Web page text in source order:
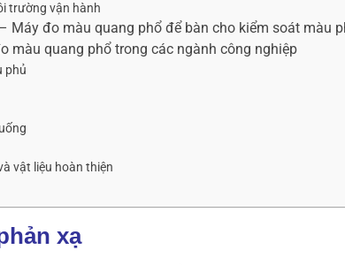
trường vận hành
Máy đo màu quang phổ để bàn cho kiểm soát màu
màu quang phổ trong các ngành công nghiệp
phủ
vật liệu hoàn thiện
xạ